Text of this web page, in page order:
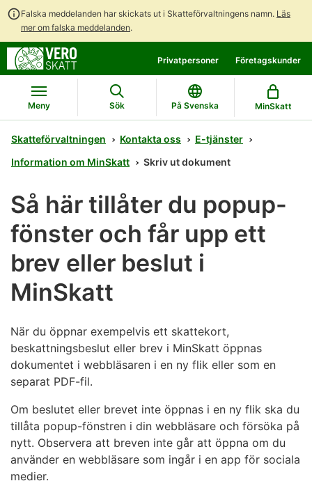
Falska meddelanden har skickats ut i Skatteförvaltningens namn. Läs
mer om falska meddelanden.
direkt
till
innehållet
till
hela
webbplatsens
sökning
en
chattbot-
diskussion
Privatpersoner Företagskunder
Meny Sök På Svenska MinSkatt
Skatteförvaltningen Kontakta oss
E-tjänster
Information om MinSkatt
Skriv ut dokument
Så här tillåter du popup-
fönster och får upp ett
brev eller beslut i
MinSkatt
När du öppnar exempelvis ett skattekort,
beskattningsbeslut eller brev i MinSkatt öppnas
dokumentet i webbläsaren i en ny flik eller som en
separat PDF-fil.
Om beslutet eller brevet inte öppnas i en ny flik ska du
tillåta popup-fönstren i din webbläsare och försöka på
nytt. Observera att breven inte går att öppna om du
använder en webbläsare som ingår i en app för sociala
medier.